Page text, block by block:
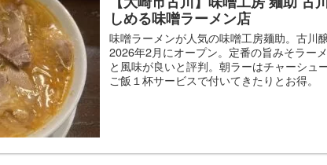
しめる味噌ラーメン店
味噌ラーメンが人気の味噌工房麺助。古川
2026年2月にオープン。定番の旨みそラー
と風味が良いと評判。朝ラーはチャーシュ
ご飯１杯サービスで付いてきたりとお得。